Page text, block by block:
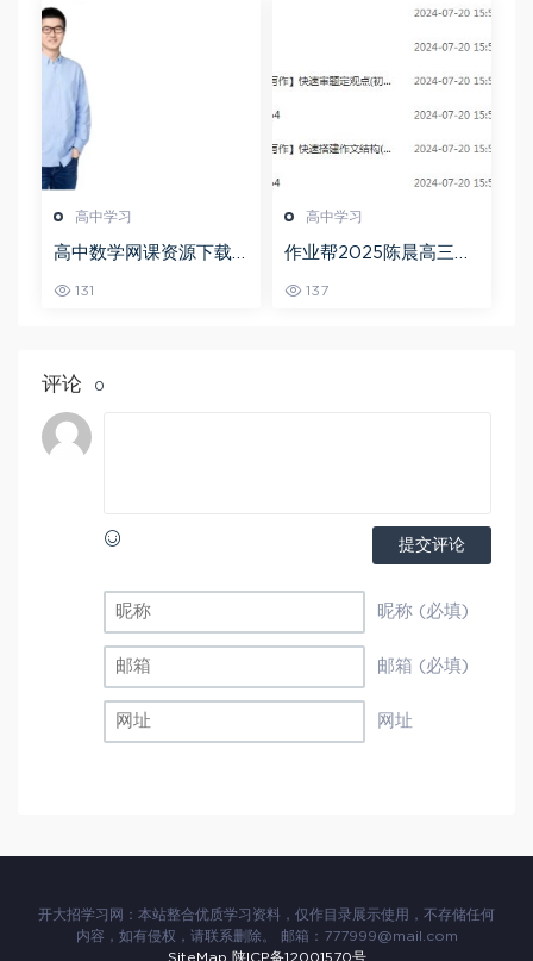
高中学习
高中数学网课资源下载
数学秋季班
131
高中学习
作业帮2025陈晨高三语
班
137
评论 0
提交评论
昵称 (必填)
邮箱 (必填)
网址
开大招学习网：本站整合优质学习资料，仅作目录展示使用，不存储任何
内容，如有侵权，请联系删除。 邮箱：777999@mail.com
SiteMap 陕ICP备12001570号